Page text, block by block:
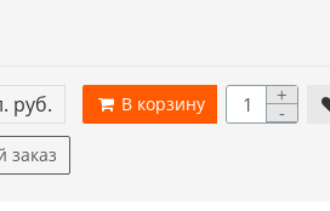
руб. В корзину +
-
заказ